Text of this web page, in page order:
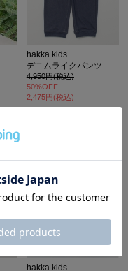
さくらんぼアップリケのびのびストレッチカットツイルテーパードパンツ
hakka kids
デニムライクパンツ
4,950円(税込)
50%OFF
2,475円(税込)
hakka kids